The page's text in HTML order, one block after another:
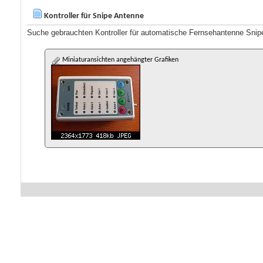
Kontroller für Snipe Antenne
Suche gebrauchten Kontroller für automatische Fernsehantenne
Miniaturansichten angehängter Grafiken